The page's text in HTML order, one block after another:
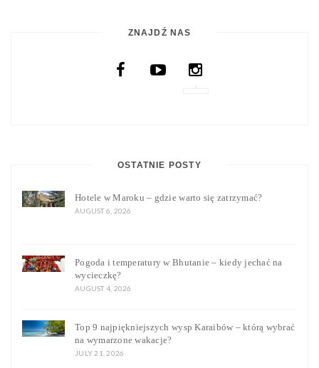
ZNAJDŹ NAS
OSTATNIE POSTY
Hotele w Maroku – gdzie warto się zatrzymać?
AUGUST 6, 2026
Pogoda i temperatury w Bhutanie – kiedy jechać na
wycieczkę?
AUGUST 4, 2026
Top 9 najpiękniejszych wysp Karaibów – którą wybrać
na wymarzone wakacje?
JULY 21, 2026